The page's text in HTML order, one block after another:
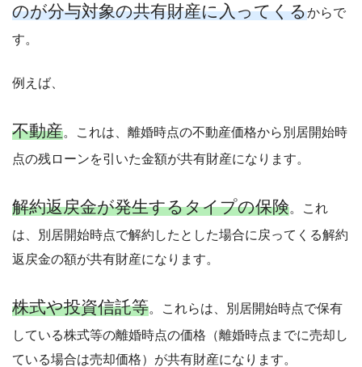
のが分与対象の共有財産に入ってくるからで
す。
例えば、
不動産。これは、離婚時点の不動産価格から別居開始時
点の残ローンを引いた金額が共有財産になります。
解約返戻金が発生するタイプの保険。これ
は、別居開始時点で解約したとした場合に戻ってくる解約
返戻金の額が共有財産になります。
株式や投資信託等。これらは、別居開始時点で保有
している株式等の離婚時点の価格（離婚時点までに売却し
ている場合は売却価格）が共有財産になります。